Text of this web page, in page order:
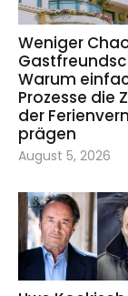
Weniger
Warum
Prozesse die
der
prägen
August 5, 2026